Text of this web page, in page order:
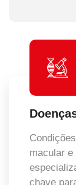
macular
chave